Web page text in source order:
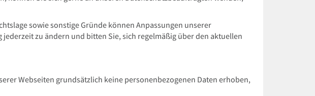
sowie sonstige Gründe können Anpassungen unserer
zu ändern und bitten Sie, sich regelmäßig über den aktuellen
Webseiten grundsätzlich keine personenbezogenen Daten erhoben,